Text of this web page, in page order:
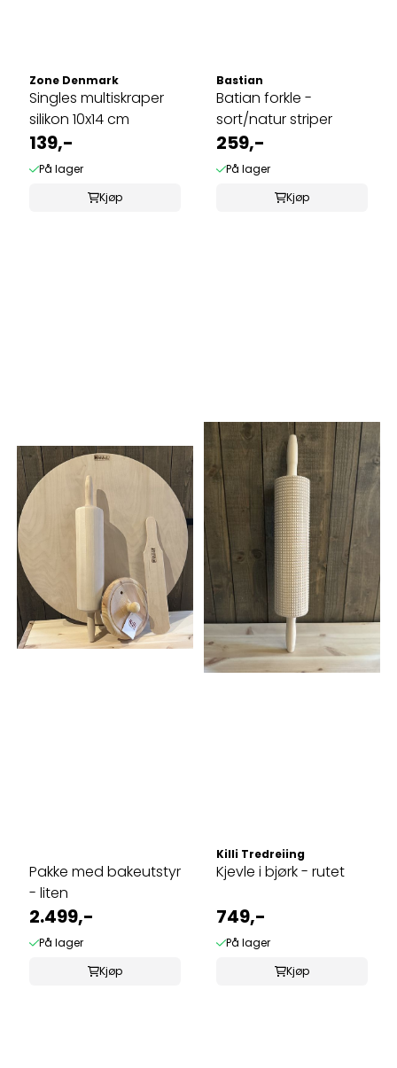
Zone Denmark
Singles multiskraper
silikon 10x14 cm
139,-
På lager
Kjøp
Bastian
Batian forkle -
sort/natur striper
259,-
På lager
Kjøp
Pakke med bakeutstyr
- liten
2.499,-
På lager
Kjøp
Killi Tredreiing
Kjevle i bjørk - rutet
749,-
På lager
Kjøp